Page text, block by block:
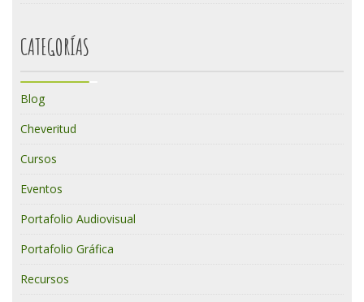
CATEGORÍAS
Blog
Cheveritud
Cursos
Eventos
Portafolio Audiovisual
Portafolio Gráfica
Recursos